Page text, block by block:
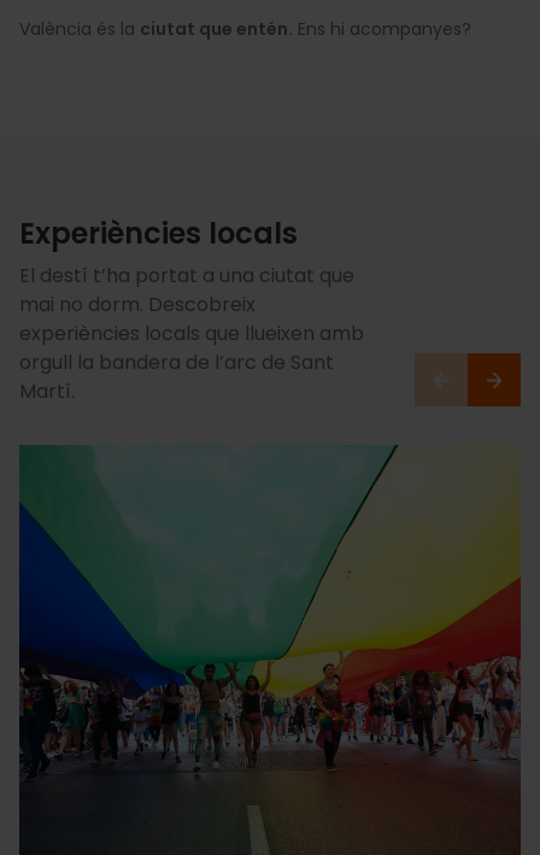
València és la ciutat que entén. Ens hi acompanyes?
Experiències locals
El destí t’ha portat a una ciutat que
mai no dorm. Descobreix
experiències locals que llueixen amb
orgull la bandera de l’arc de Sant
Martí.